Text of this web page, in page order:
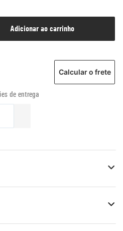
adicionar ao carrinho
Calcular o frete